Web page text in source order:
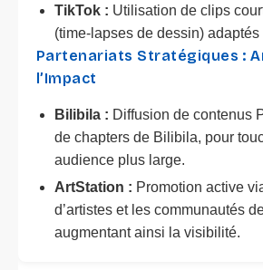
TikTok : Utilisation de clips
(time-lapses de dessin) adaptés
Partenariats Stratégiques :
l’Impact
Bilibila : Diffusion de contenus
de chapters de Bilibila, pour
audience plus large.
ArtStation : Promotion active
d’artistes et les communautés
augmentant ainsi la visibilité.